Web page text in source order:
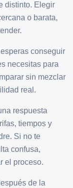
distinto. Elegir
o barata,
conseguir
necesitas para
sin mezclar
real.
respuesta
tiempos y
Si no te
confusa,
el proceso.
de la